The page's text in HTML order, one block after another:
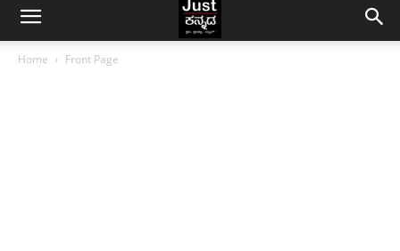
Home Front Page